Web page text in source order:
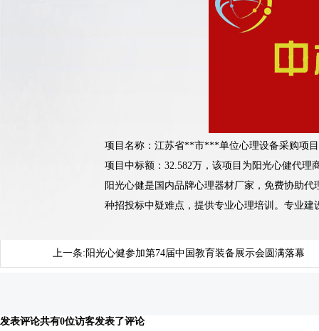
项目名称：江苏省**市***单位心理设备采购项目
项目中标额：32.582万，该项目为阳光心健代理
阳光心健是国内品牌心理器材厂家，免费协助
种招投标中疑难点，提供专业心理培训。专业建
上一条: 阳光心健参加第74届中国教育装备展示会圆满落幕
发表评论共有0位访客发表了评论